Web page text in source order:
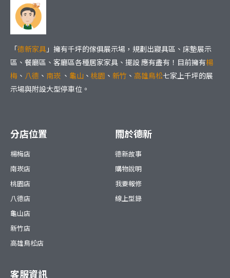
「德新家具 」擁有千坪的傢俱展示場，規劃出寢具區、床墊展示
區、餐廳區、客廳區各種居家家具、擺設 應有盡有！目前擁有楊
梅 、 八德 、 南崁 、 龜山 、 桃園 、 新竹 、 高雄鳥松七家上千坪的展
示場與附設大型停車位。
分店位置
楊梅店
南崁店
桃園店
八德店
龜山店
新竹店
高雄鳥松店
關於德新
德新故事
購物說明
我要報修
線上型錄
客服資訊